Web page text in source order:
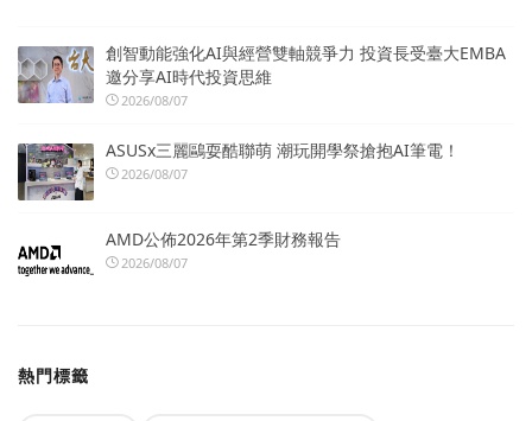
創智動能強化AI與經營雙軸競爭力 投資長受臺大EMBA
邀分享AI時代投資思維
2026/08/07
ASUSx三麗鷗耍酷聯萌 潮玩開學祭搶抱AI筆電！
2026/08/07
AMD公佈2026年第2季財務報告
2026/08/07
熱門標籤